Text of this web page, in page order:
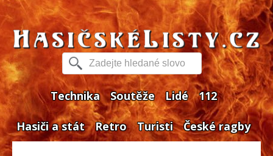
Technika Soutěže Lidé 112
Hasiči a stát Retro Turisti České ragby